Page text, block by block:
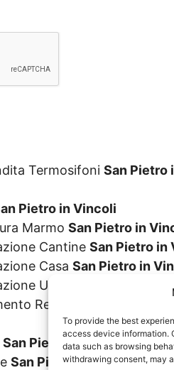
To provide the best
access device information.
data such as browsing
withdrawing consent, may
Termosifoni San Pietro
Pietro in Vincoli
Marmo San Pietro in
Cantine San Pietro in
Casa San Pietro in
Ufficio
San Pietro in
Resti Alimentari
San
San Pietro in Vincoli
San Pietro in Vincoli